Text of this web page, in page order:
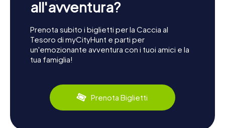
all'avventura?
Prenota subito i biglietti per la Caccia al
Tesoro di myCityHunt e parti per
un'emozionante avventura con i tuoi amici e la
tua famiglia!
Prenota Biglietti